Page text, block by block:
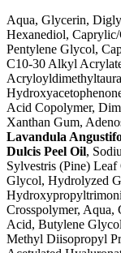
Aqua, Glycerin,
Hexanediol,
Pentylene Glycol,
C10-30 Alkyl
Acid Copolymer,
Xanthan Gum,
Lavandula
Dulcis Peel Oil,
Sylvestris (Pine)
Glycol, Hydrolyzed
Crosspolymer,
Acid, Butylene
Methyl Diisopropyl